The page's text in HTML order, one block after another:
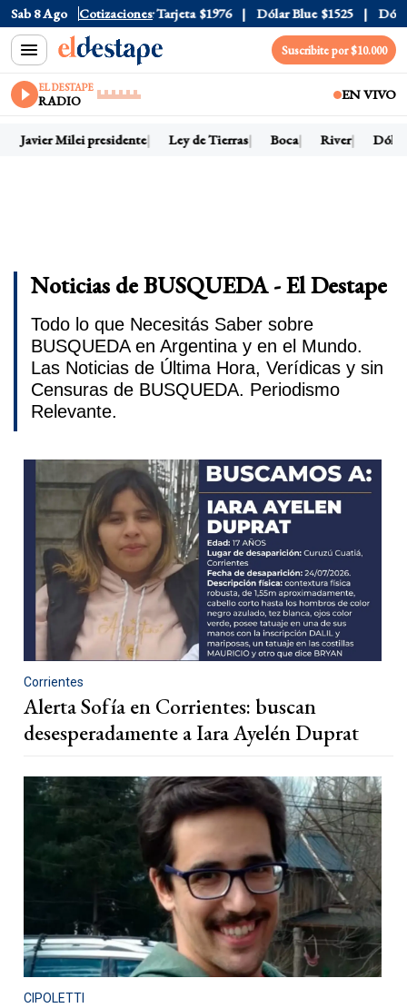
Sab 8 Ago Cotizaciones
$1520 Dólar Tarjeta $1976 Dólar Blue $1525 Dólar
Suscribite por $10.000
EL DESTAPE
RADIO EN VIVO
Javier Milei presidente Ley de Tierras Boca River Dólar
Noticias de BUSQUEDA - El Destape
Todo lo que Necesitás Saber sobre
BUSQUEDA en Argentina y en el Mundo.
Las Noticias de Última Hora, Verídicas y sin
Censuras de BUSQUEDA. Periodismo
Relevante.
Corrientes
Alerta Sofía en Corrientes: buscan
desesperadamente a Iara Ayelén Duprat
CIPOLETTI